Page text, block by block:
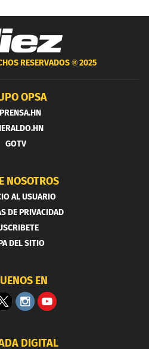
RESERVADOS ®2025
OPSA
GOTV
NOSOTROS
AL USUARIO
DE PRIVACIDAD
DEL SITIO
EN
DIGITAL